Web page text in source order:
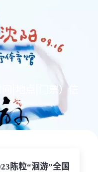
|地点|门票）信
陈粒“洄游”全国